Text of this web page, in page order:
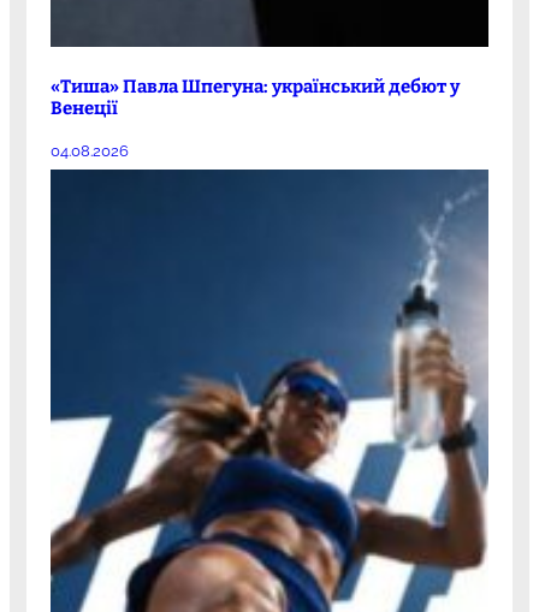
«Тиша» Павла Шпегуна: український дебют у
Венеції
04.08.2026